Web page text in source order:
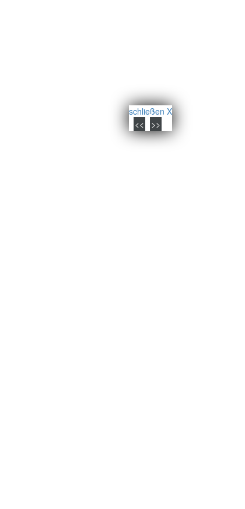
schließen X
<<
>>